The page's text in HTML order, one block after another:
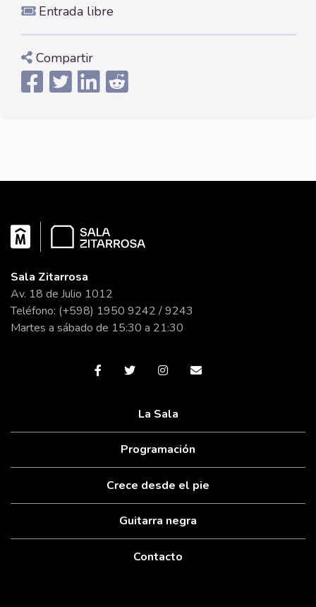
Entrada libre
Compartir
Sala Zitarrosa
Av. 18 de Julio 1012
Teléfono: (+598) 1950 9242 / 9243
Martes a sábado de 15:30 a 21:30
La Sala
Programación
Crece desde el pie
Guitarra negra
Contacto